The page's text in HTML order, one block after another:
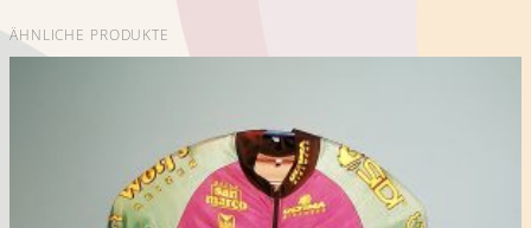
ÄHNLICHE PRODUKTE